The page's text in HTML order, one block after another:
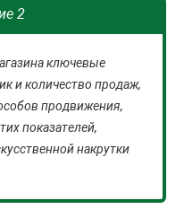
2
ключевые
и количество продаж,
продвижения,
показателей,
накрутки